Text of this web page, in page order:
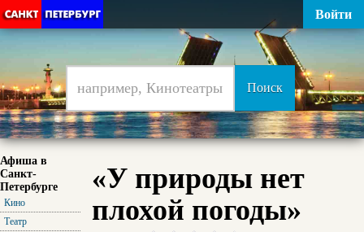
Войти
Афиша в
Санкт-
Петербурге
Кино
Театр
«У природы нет
плохой погоды»